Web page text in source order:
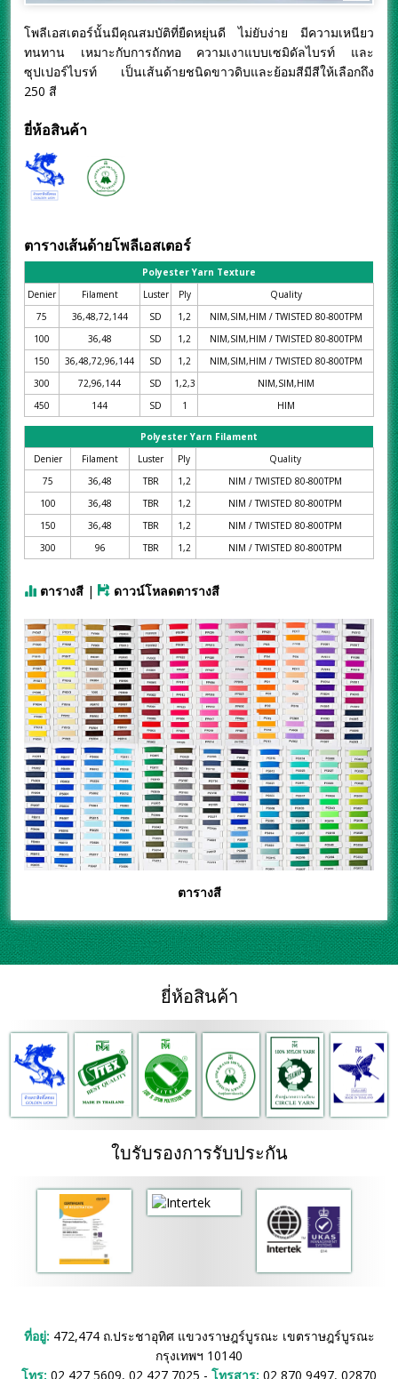
โพลีเอสเตอร์นั้นมีคุณสมบัติที่ยืดหยุ่นดี ไม่ยับง่าย มีความเหนียว
ทนทาน เหมาะกับการถักทอ ความเงาแบบเซมิดัลไบรท์ และ
ซุปเปอร์ไบรท์ เป็นเส้นด้ายชนิดขาวดิบและย้อมสีมีสีให้เลือกถึง
250 สี
ยี่ห้อสินค้า
ตารางเส้นด้ายโพลีเอสเตอร์
Polyester Yarn Texture
Denier
Filament Luster Ply
Quality
75
36,48,72,144 SD 1,2
NIM,SIM,HIM / TWISTED 80-800TPM
100
36,48 SD 1,2
NIM,SIM,HIM / TWISTED 80-800TPM
150
36,48,72,96,144 SD 1,2
NIM,SIM,HIM / TWISTED 80-800TPM
300
72,96,144 SD 1,2,3
NIM,SIM,HIM
450
144 SD 1 HIM
Polyester Yarn Filament
Denier
Filament Luster Ply
Quality
75
36,48 TBR 1,2
NIM / TWISTED 80-800TPM
100
36,48 TBR 1,2
NIM / TWISTED 80-800TPM
150
36,48 TBR 1,2
NIM / TWISTED 80-800TPM
300
96 TBR 1,2 NIM / TWISTED 80-800TPM
ตารางสี | ดาวน์โหลดตารางสี
ตารางสี
ยี่ห้อสินค้า
ใบรับรองการรับประกัน
ที่อยู่: 472,474 ถ.ประชาอุทิศ แขวงราษฎร์บูรณะ เขตราษฎร์บูรณะ
กรุงเทพฯ 10140
โทร: 02 427 5609, 02 427 7025 - โทรสาร: 02 870 9497, 02870